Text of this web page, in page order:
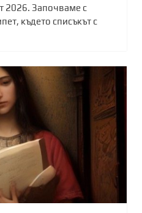
2026. Започваме с
където списъкът с